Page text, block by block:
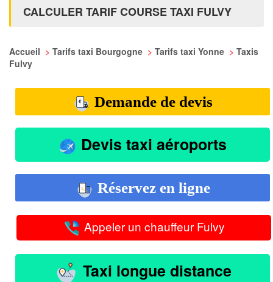
CALCULER TARIF COURSE TAXI FULVY
Accueil > Tarifs taxi Bourgogne > Tarifs taxi Yonne > Taxis
Fulvy
Demande de devis
Devis taxi aéroports
Réservez en ligne
Appeler un chauffeur Fulvy
Taxi longue distance